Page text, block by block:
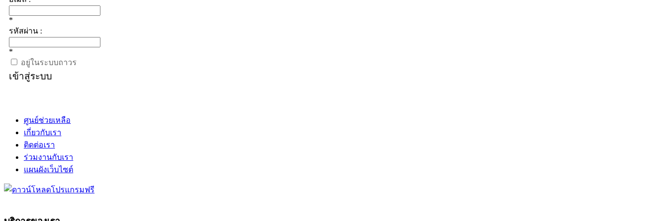
*
รหัสผ่าน :
*
อยู่ในระบบถาวร
เข้าสู่ระบบ
ศูนย์ช่วยเหลือ
เกี่ยวกับเรา
ติดต่อเรา
ร่วมงานกับเรา
แผนผังเว็บไซต์